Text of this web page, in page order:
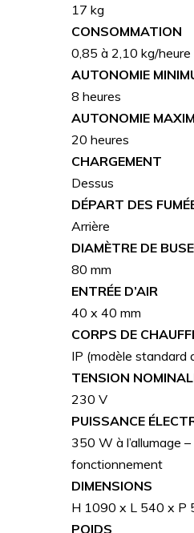
17 kg
CONSOMMATION
0,85 à 2,10 kg/heure
AUTONOMIE
8 heures
AUTONOMIE
20 heures
CHARGEMENT
Dessus
DÉPART DES
Arrière
DIAMÈTRE DE BUSE
80 mm
ENTRÉE D’AIR
40 x 40 mm
CORPS DE
IP (modèle standard
TENSION
230 V
PUISSANCE
350 W à l’allumage
fonctionnement
DIMENSIONS
H 1090 x L 540 x P
POIDS